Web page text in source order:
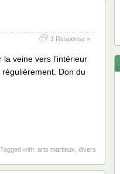
1 Response »
la veine vers l’intérieur
Don du
Tagged with: arts martiaux divers